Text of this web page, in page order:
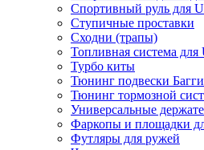
Спортивный руль для
Ступичные проставки
Сходни (трапы)
Топливная система для
Турбо киты
Тюнинг подвески
Тюнинг тормозной
Универсальные
Фаркопы и площадки
Футляры для ружей